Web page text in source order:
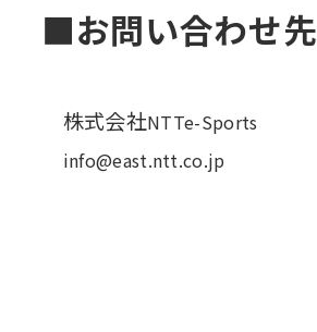
■お問い合わせ先
株式会社NTTe-Sports
info@east.ntt.co.jp